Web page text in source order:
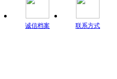
诚信档案 联系方式